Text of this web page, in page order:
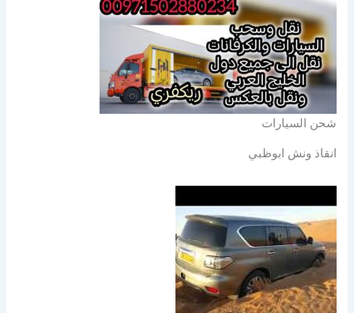
شحن السيارات
انقاذ ونش ابوظبي